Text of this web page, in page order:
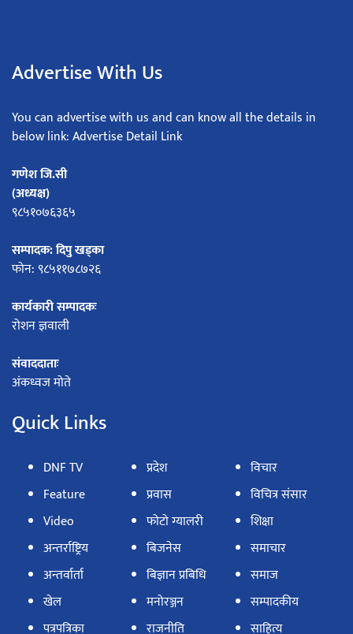
Advertise With Us
You can advertise with us and can know all the details in
below link: Advertise Detail Link
गणेश जि.सी
(अध्यक्ष)
९८५१०७६३६५
सम्पादक: दिपु खड्का
फोन: ९८५११७८७२६
कार्यकारी सम्पादकः
रोशन ज्ञवाली
संवाददाताः
अंकध्वज मोते
Quick Links
DNF TV
Feature
Video
अन्तर्राष्ट्रिय
अन्तर्वार्ता
खेल
पत्रपत्रिका
प्रदेश
प्रवास
फोटो ग्यालरी
बिजनेस
बिज्ञान प्रबिधि
मनोरञ्जन
राजनीति
विचार
विचित्र संसार
शिक्षा
समाचार
समाज
सम्पादकीय
साहित्य